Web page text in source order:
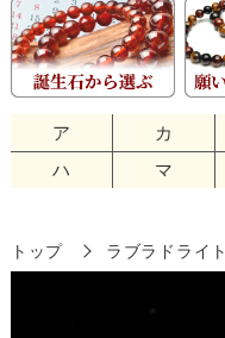
ア カ
ハ
マ
トップ ラブラドライト